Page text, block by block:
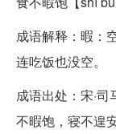
成语解释：暇：
连吃饭也没空。
成语出处：宋·司
不暇饱，寝不遑